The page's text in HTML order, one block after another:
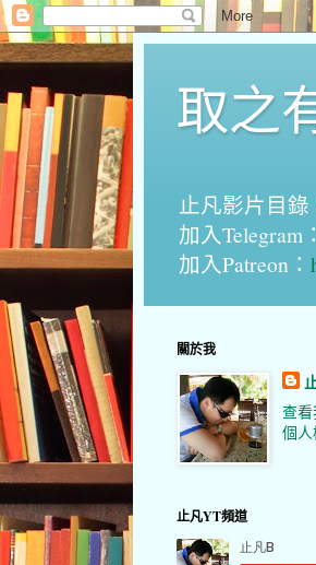
取之
止凡影片目錄
加入Telegram：
加入Patreon：
關於我
查
個
止凡YT頻道